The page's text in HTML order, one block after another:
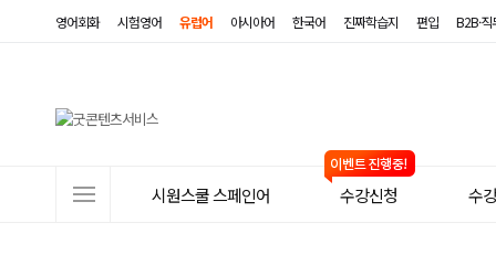
영어회화 시험영어 유럽어 아시아어 한국어 진짜학습지 편입 B2B·
시원스쿨 스페인어 수강신청 수